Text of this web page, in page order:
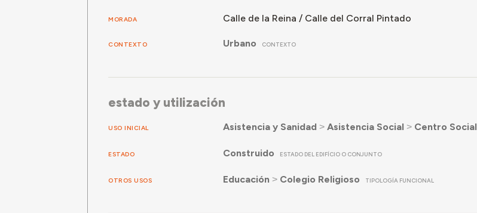
MORADA Calle de la Reina / Calle del Corral Pintado
CONTEXTO Urbano CONTEXTO
estado y utilización
USO INICIAL Asistencia y Sanidad ˃ Asistencia Social ˃ Centro Social
ESTADO Construido ESTADO DEL EDIFÍCIO O CONJUNTO
OTROS USOS Educación ˃ Colegio Religioso TIPOLOGÍA FUNCIONAL